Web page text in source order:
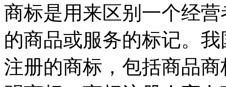
商标是用来区别一个经
的商品或服务的标记。
注册的商标，包括商品